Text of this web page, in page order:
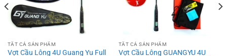
TẤT CẢ SẢN PHẨM
Vợt Cầu Lông 4U Guang Yu Full
TẤT CẢ SẢN PHẨM
Vợt Cầu Lông GUANGYU 4U